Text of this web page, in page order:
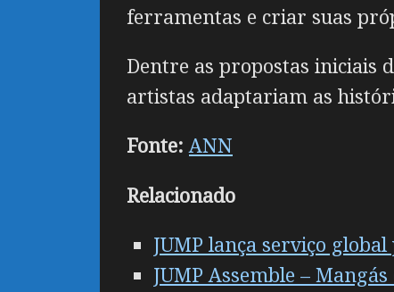
ferramentas e criar suas
Dentre as propostas iniciais
artistas adaptariam as
Fonte: ANN
Relacionado
JUMP lança serviço
JUMP Assemble –